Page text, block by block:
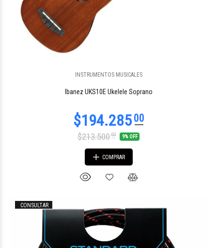
INSTRUMENTOS MUSICALES
Ibanez UKS10E Ukelele Soprano
$213.50000 9% OFF
COMPRAR
CONSULTAR